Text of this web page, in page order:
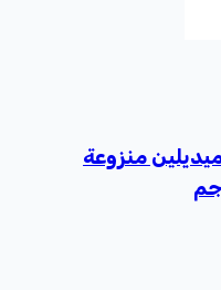
حبوب قهوة محمصة كولومبيا ميديلين منزوعة